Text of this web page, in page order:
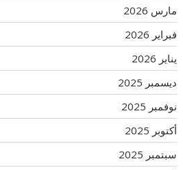
مارس 2026
فبراير 2026
يناير 2026
ديسمبر 2025
نوفمبر 2025
أكتوبر 2025
سبتمبر 2025